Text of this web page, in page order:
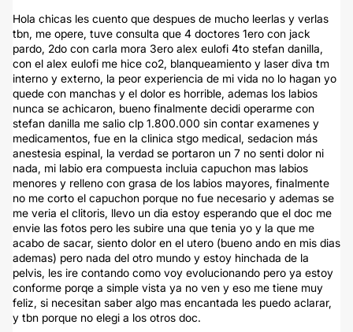
Hola chicas les cuento que despues de mucho leerlas y verlas
tbn, me opere, tuve consulta que 4 doctores 1ero con jack
pardo, 2do con carla mora 3ero alex eulofi 4to stefan danilla,
con el alex eulofi me hice co2, blanqueamiento y laser diva tm
interno y externo, la peor experiencia de mi vida no lo hagan yo
quede con manchas y el dolor es horrible, ademas los labios
nunca se achicaron, bueno finalmente decidi operarme con
stefan danilla me salio clp 1.800.000 sin contar examenes y
medicamentos, fue en la clinica stgo medical, sedacion más
anestesia espinal, la verdad se portaron un 7 no senti dolor ni
nada, mi labio era compuesta incluia capuchon mas labios
menores y relleno con grasa de los labios mayores, finalmente
no me corto el capuchon porque no fue necesario y ademas se
me veria el clitoris, llevo un dia estoy esperando que el doc me
envie las fotos pero les subire una que tenia yo y la que me
acabo de sacar, siento dolor en el utero (bueno ando en mis dias
ademas) pero nada del otro mundo y estoy hinchada de la
pelvis, les ire contando como voy evolucionando pero ya estoy
conforme porqe a simple vista ya no ven y eso me tiene muy
feliz, si necesitan saber algo mas encantada les puedo aclarar,
y tbn porque no elegi a los otros doc.